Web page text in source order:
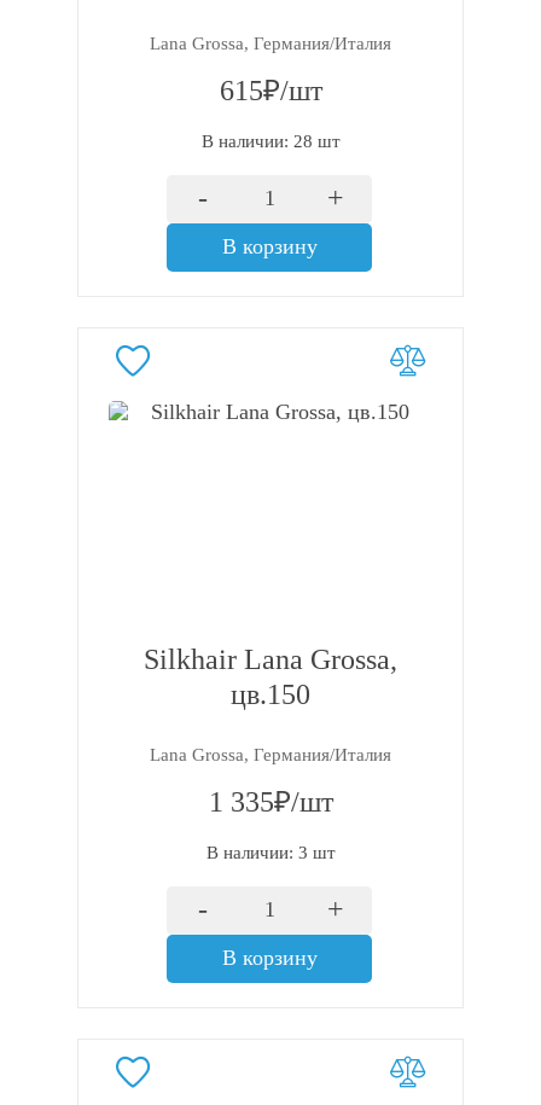
Lana Grossa, Германия/Италия
615₽/шт
В наличии: 28 шт
- +
В корзину
Silkhair Lana Grossa,
цв.150
Lana Grossa, Германия/Италия
1 335₽/шт
В наличии: 3 шт
- +
В корзину